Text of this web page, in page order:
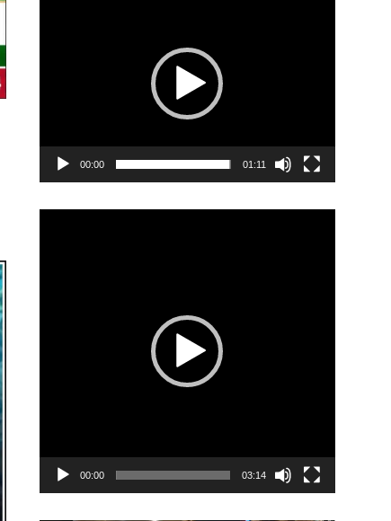
00:00 01:11
00:00 03:14